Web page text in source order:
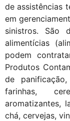
de assistências
em
sinistros. São
alimentícias
podem
Produtos
de
farinhas,
aromatizantes,
chá, cervejas,